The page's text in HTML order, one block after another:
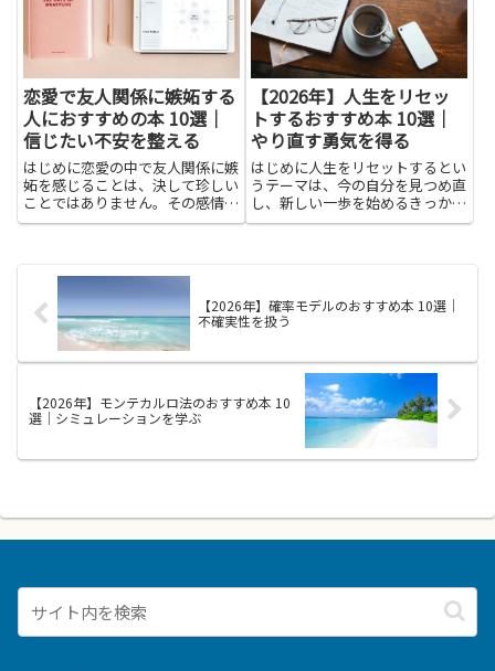
べます。一人でできる力を育て
ちます。初めての人には新しい言
葉...
恋愛で友人関係に嫉妬する
人におすすめの本 10選｜
信じたい不安を整える
はじめに恋愛の中で友人関係に嫉
妬を感じることは、決して珍しい
ことではありません。その感情が
続くと、自分の不安や相手への疑
と、嫉妬の仕組みや感情の扱い
方、コミュニケーションの工夫な
ど...
【2026年】人生をリセッ
トするおすすめ本 10選｜
やり直す勇気を得る
はじめに人生をリセットするとい
うテーマは、今の自分を見つめ直
し、新しい一歩を始めるきっかけ
になります。本を通して別の考え
で、...
【2026年】確率モデルのおすすめ本 10選｜
不確実性を扱う
【2026年】モンテカルロ法のおすすめ本 10
選｜シミュレーションを学ぶ